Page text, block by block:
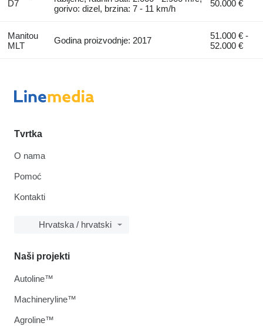
D7
gorivo: dizel, brzina: 7 - 11 km/h
50.000 €
Manitou
MLT
Godina proizvodnje: 2017
51.000 € -
52.000 €
Tvrtka
O nama
Pomoć
Kontakti
Hrvatska / hrvatski
Naši projekti
Autoline™
Machineryline™
Agroline™